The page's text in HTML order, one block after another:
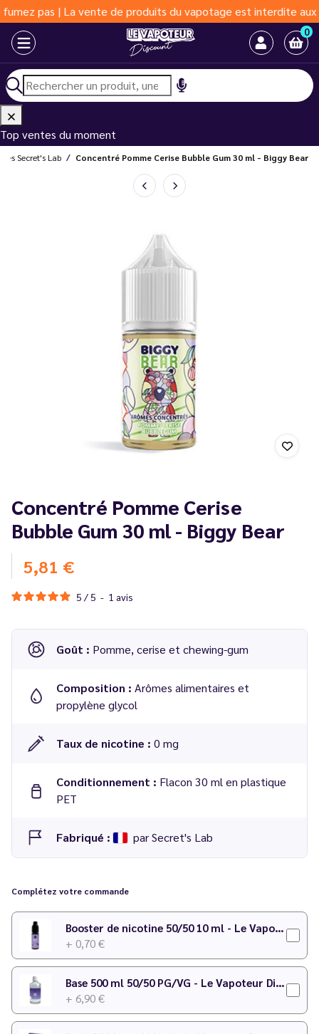
pas | La vente de produits du vapotage est interdite aux
0
Top ventes du moment
Secret's Lab Concentré Pomme Cerise Bubble Gum 30 ml - Biggy Bear
Concentré Pomme Cerise
Bubble Gum 30 ml - Biggy Bear
5,81 €
5 / 5 - 1 avis
Goût : Pomme, cerise et chewing-gum
Composition : Arômes alimentaires et
propylène glycol
Taux de nicotine : 0 mg
Conditionnement : Flacon 30 ml en plastique
PET
Fabriqué : par Secret's Lab
Dosage conseillé
Temps de maturation : plus de 3 semaines
N'hésitez pas à consulter notre
votre préparation !
Complétez votre commande
Booster de nicotine 50/50 10 ml - Le Vapoteur Discount
+ 0,70 €
Base 500 ml 50/50 PG/VG - Le Vapoteur Discount
+ 6,90 €